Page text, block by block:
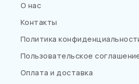
О нас
Контакты
Политика
Пользовательское
Оплата и доставка